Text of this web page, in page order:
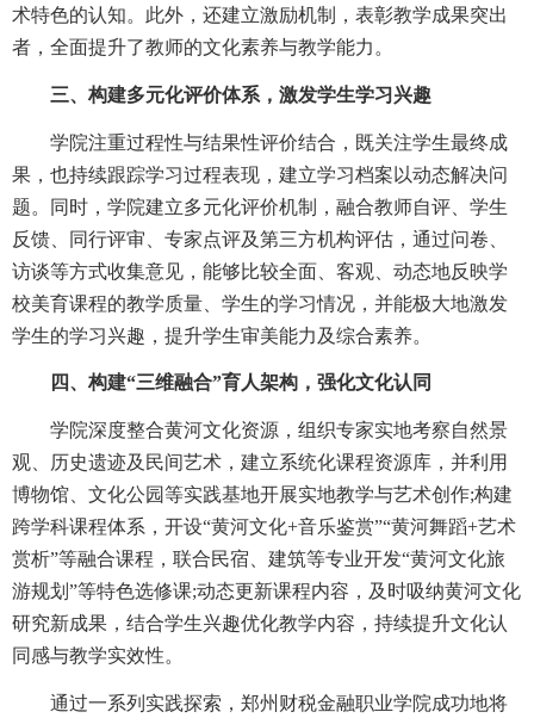
术特色的认知。此外，还建立激励机制，表彰教学成果突出
者，全面提升了教师的文化素养与教学能力。
三、构建多元化评价体系，激发学生学习兴趣
学院注重过程性与结果性评价结合，既关注学生最终成
果，也持续跟踪学习过程表现，建立学习档案以动态解决问
题。同时，学院建立多元化评价机制，融合教师自评、学生
反馈、同行评审、专家点评及第三方机构评估，通过问卷、
访谈等方式收集意见，能够比较全面、客观、动态地反映学
校美育课程的教学质量、学生的学习情况，并能极大地激发
学生的学习兴趣，提升学生审美能力及综合素养。
四、构建“三维融合”育人架构，强化文化认同
学院深度整合黄河文化资源，组织专家实地考察自然景
观、历史遗迹及民间艺术，建立系统化课程资源库，并利用
博物馆、文化公园等实践基地开展实地教学与艺术创作;构建
跨学科课程体系，开设“黄河文化+音乐鉴赏”“黄河舞蹈+艺术
赏析”等融合课程，联合民宿、建筑等专业开发“黄河文化旅
游规划”等特色选修课;动态更新课程内容，及时吸纳黄河文化
研究新成果，结合学生兴趣优化教学内容，持续提升文化认
同感与教学实效性。
通过一系列实践探索，郑州财税金融职业学院成功地将